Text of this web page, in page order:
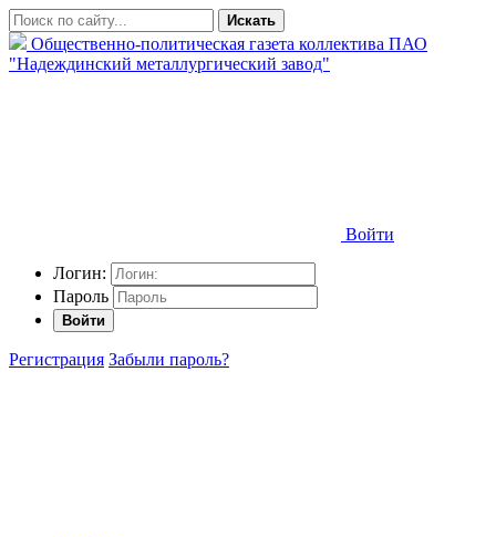
Искать
Общественно-политическая газета коллектива ПАО
"Надеждинский металлургический завод"
Войти
Логин:
Пароль
Войти
Регистрация Забыли пароль?